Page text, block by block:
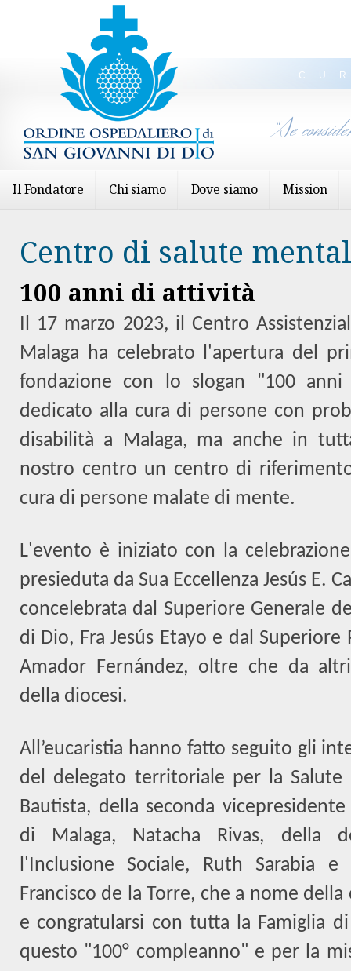
Il Fondatore Chi siamo Dove siamo Mission
“Se
Centro di salute
100 anni di attività
Il 17 marzo 2023, il Centro
Malaga ha celebrato l'apertura del
fondazione con lo slogan "100
dedicato alla cura di persone con
disabilità a Malaga, ma anche in
nostro centro un centro di
cura di persone malate di mente.
L'evento è iniziato con la
presieduta da Sua Eccellenza Jesús E.
concelebrata dal Superiore Generale
di Dio, Fra Jesús Etayo e dal Superiore
Amador Fernández, oltre che da
della diocesi.
All’eucaristia hanno fatto seguito gli
del delegato territoriale per la Salute
Bautista, della seconda
di Malaga, Natacha Rivas, della
l'Inclusione Sociale, Ruth Sarabia
Francisco de la Torre, che a nome
e congratularsi con tutta la Famiglia
questo "100° compleanno" e per la